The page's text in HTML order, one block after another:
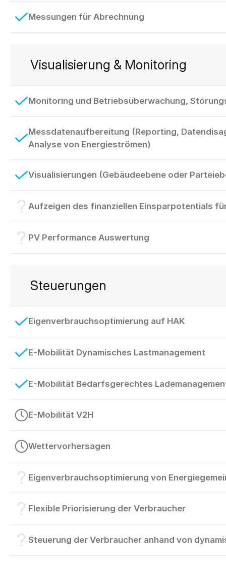
Messungen für Abrechnung
Visualisierung & Monitoring
Monitoring und Betriebsüberwachung,
Messdatenaufbereitung (Reporting,
Analyse von Energieströmen)
Visualisierungen (Gebäudeebene oder
Aufzeigen des finanziellen Einsparpotentials
PV Performance Auswertung
Steuerungen
Eigenverbrauchsoptimierung auf HAK
E-Mobilität Dynamisches Lastmanagement
E-Mobilität Bedarfsgerechtes
E-Mobilität V2H
Wettervorhersagen
Eigenverbrauchsoptimierung von
Flexible Priorisierung der Verbraucher
Steuerung der Verbraucher anhand von